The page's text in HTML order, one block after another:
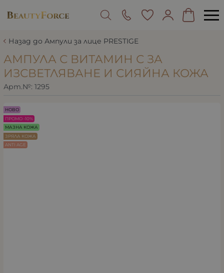
Назад до Ампули за лице PRESTIGE
АМПУЛА С ВИТАМИН С ЗА
ИЗСВЕТЛЯВАНЕ И СИЯЙНА КОЖА
Арт.№: 1295
НОВО
ПРОМО -10%
МАЗНА КОЖА
ЗРЯЛА КОЖА
ANTI AGE